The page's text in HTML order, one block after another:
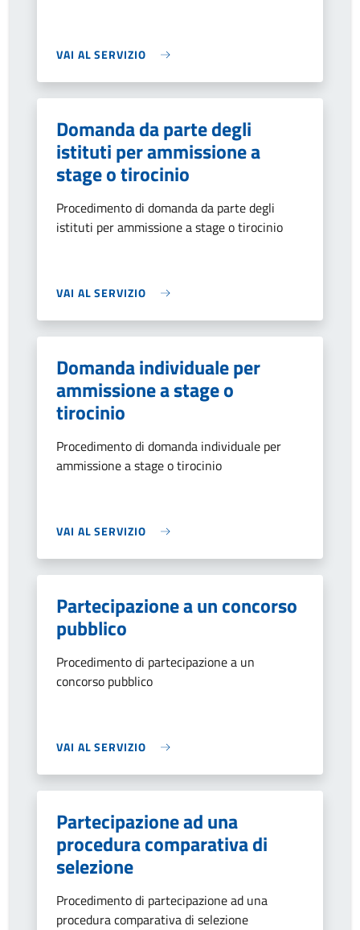
VAI AL SERVIZIO
Domanda da parte degli
istituti per ammissione a
stage o tirocinio
Procedimento di domanda da parte degli
istituti per ammissione a stage o tirocinio
VAI AL SERVIZIO
Domanda individuale per
ammissione a stage o
tirocinio
Procedimento di domanda individuale per
ammissione a stage o tirocinio
VAI AL SERVIZIO
Partecipazione a un concorso
pubblico
Procedimento di partecipazione a un
concorso pubblico
VAI AL SERVIZIO
Partecipazione ad una
procedura comparativa di
selezione
Procedimento di partecipazione ad una
procedura comparativa di selezione